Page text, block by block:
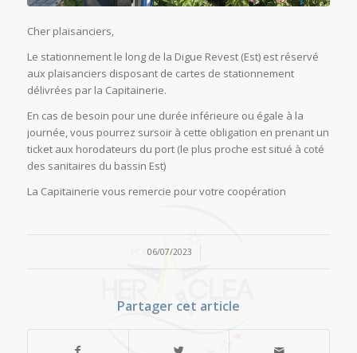
Cher plaisanciers,
Le stationnement le long de la Digue Revest (Est) est réservé
aux plaisanciers disposant de cartes de stationnement
délivrées par la Capitainerie.
En cas de besoin pour une durée inférieure ou égale à la
journée, vous pourrez sursoir à cette obligation en prenant un
ticket aux horodateurs du port (le plus proche est situé à coté
des sanitaires du bassin Est)
La Capitainerie vous remercie pour votre coopération
06/07/2023
/
Partager cet article